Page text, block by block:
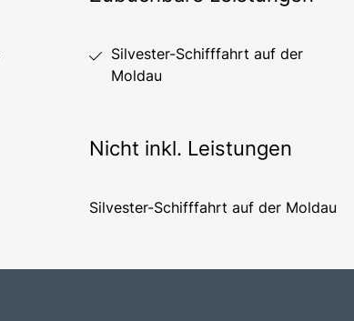
Silvester-Schifffahrt auf der
Moldau
Nicht inkl. Leistungen
Silvester-Schifffahrt auf der Moldau